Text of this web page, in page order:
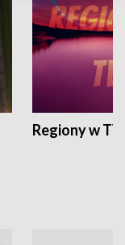
Regiony w